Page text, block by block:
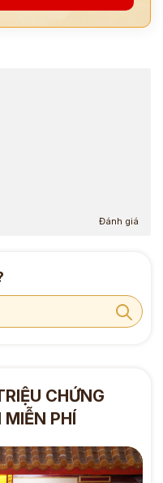
Đánh giá
CHỨNG
PHÍ